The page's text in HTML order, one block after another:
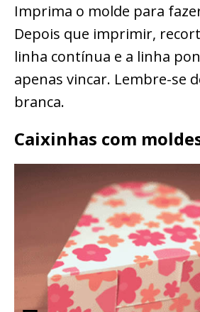
Imprima o molde para
Depois que imprimir,
linha contínua e a linha
apenas vincar. Lembre-se
branca.
Caixinhas com